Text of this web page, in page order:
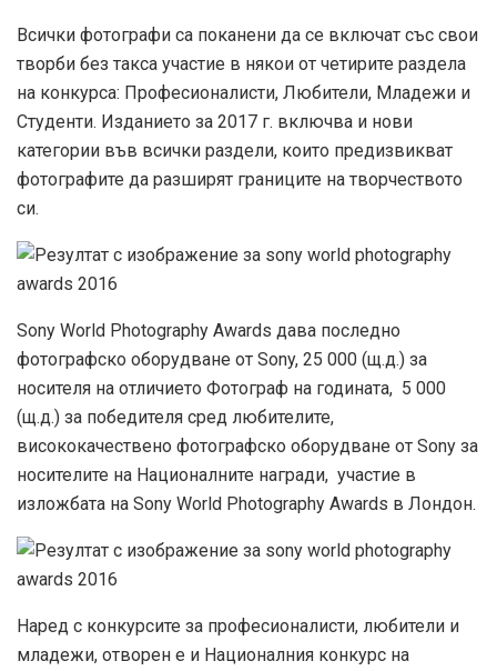
Всички фотографи са поканени да се включат със свои
творби без такса участие в някои от четирите раздела
на конкурса: Професионалисти, Любители, Младежи и
Студенти. Изданието за 2017 г. включва и нови
категории във всички раздели, които предизвикват
фотографите да разширят границите на творчеството
си.
Sony World Photography Awards дава последно
фотографско оборудване от Sony, 25 000 (щ.д.) за
носителя на отличието Фотограф на годината, 5 000
(щ.д.) за победителя сред любителите,
висококачествено фотографско оборудване от Sony за
носителите на Националните награди, участие в
изложбата на Sony World Photography Awards в Лондон.
Наред с конкурсите за професионалисти, любители и
младежи, отворен е и Националния конкурс на